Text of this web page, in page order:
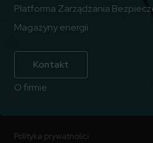
Platforma Zarządzania
Magazyny energii
Kontakt
O firmie
Polityka prywatności